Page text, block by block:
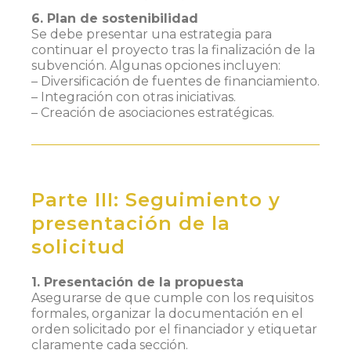
6. Plan de sostenibilidad
Se debe presentar una estrategia para
continuar el proyecto tras la finalización de la
subvención. Algunas opciones incluyen:
– Diversificación de fuentes de financiamiento.
– Integración con otras iniciativas.
– Creación de asociaciones estratégicas.
Parte III: Seguimiento y
presentación de la
solicitud
1. Presentación de la propuesta
Asegurarse de que cumple con los requisitos
formales, organizar la documentación en el
orden solicitado por el financiador y etiquetar
claramente cada sección.